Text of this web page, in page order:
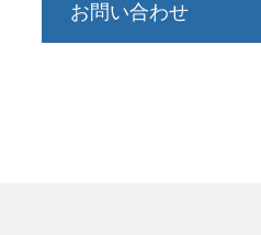
お問い合わせ